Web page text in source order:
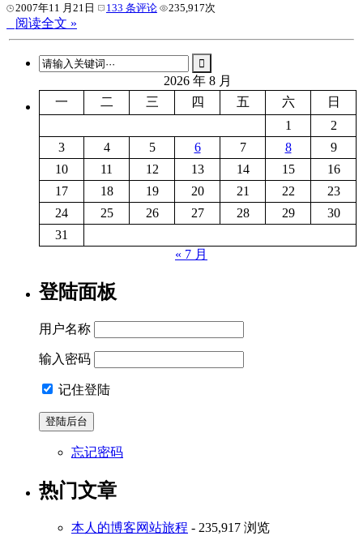
2007年11 月21日 133 条评论 235,917次
阅读全文 »
2026 年 8 月
一
二 三 四 五 六
日
1
2
3
4 5 6 7 8
9
10
11 12 13 14 15
16
17
18 19 20 21 22
23
24
25 26 27 28 29
30
31
« 7 月
登陆面板
用户名称
输入密码
记住登陆
忘记密码
热门文章
本人的博客网站旅程 - 235,917 浏览